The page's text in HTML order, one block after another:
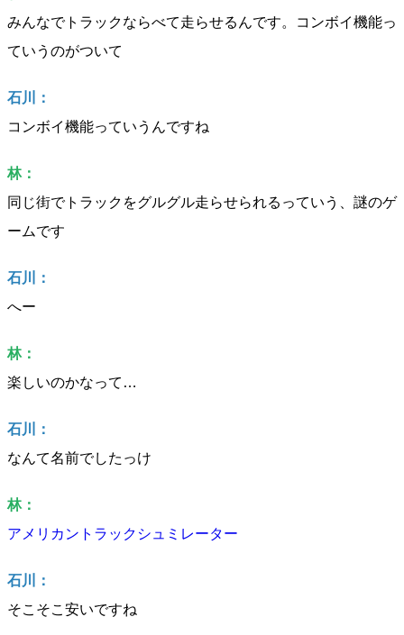
みんなでトラックならべて走らせるんです。コンボイ機能っ
ていうのがついて
石川：
コンボイ機能っていうんですね
林：
同じ街でトラックをグルグル走らせられるっていう、謎のゲ
ームです
石川：
へー
林：
楽しいのかなって…
石川：
なんて名前でしたっけ
林：
アメリカントラックシュミレーター
石川：
そこそこ安いですね